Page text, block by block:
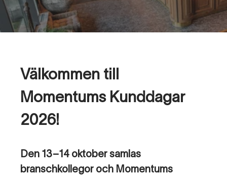
Välkommen till
Momentums Kunddagar
2026!
Den 13–14 oktober samlas
branschkollegor och Momentums